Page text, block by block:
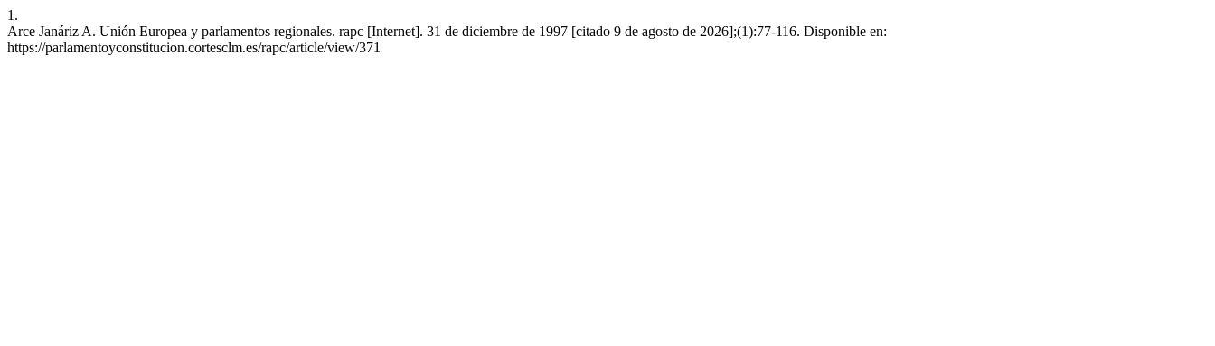
1.
Arce Janáriz A. Unión Europea y parlamentos regionales. rapc [Internet]. 31 de diciembre de 1997 [citado 9 de agosto de 2026];(1):77-116. Disponible en:
https://parlamentoyconstitucion.cortesclm.es/rapc/article/view/371